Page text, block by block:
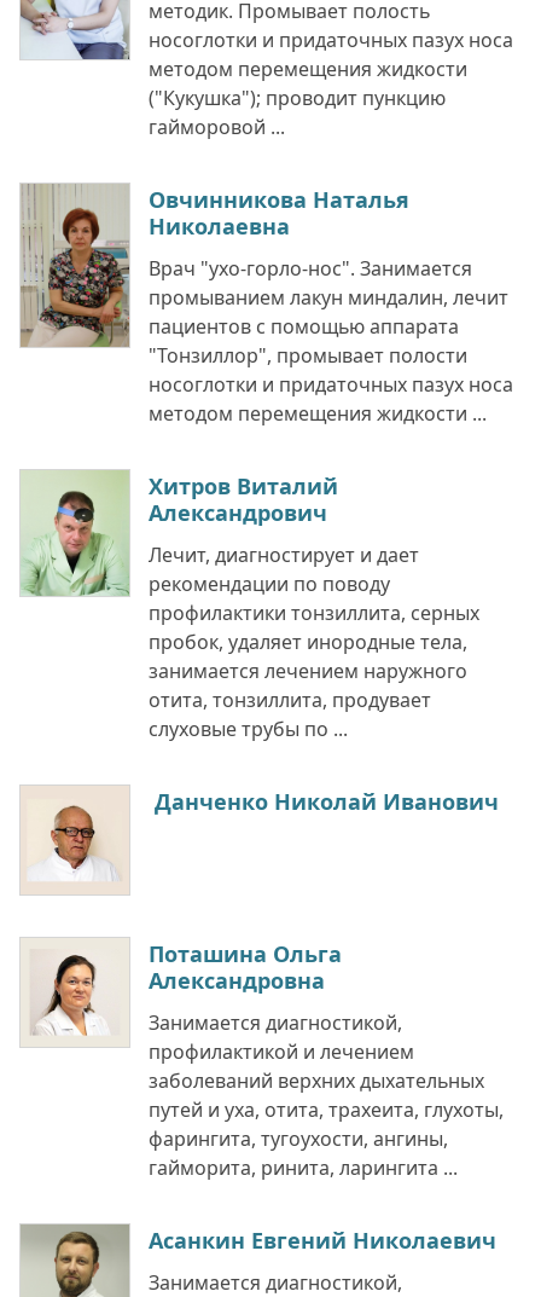
методик. Промывает полость
носоглотки и придаточных пазух носа
методом перемещения жидкости
("Кукушка"); проводит пункцию
гайморовой ...
Овчинникова Наталья
Николаевна
Врач "ухо-горло-нос". Занимается
промыванием лакун миндалин, лечит
пациентов с помощью аппарата
"Тонзиллор", промывает полости
носоглотки и придаточных пазух носа
методом перемещения жидкости ...
Хитров Виталий
Александрович
Лечит, диагностирует и дает
рекомендации по поводу
профилактики тонзиллита, серных
пробок, удаляет инородные тела,
занимается лечением наружного
отита, тонзиллита, продувает
слуховые трубы по ...
Данченко Николай Иванович
Поташина Ольга
Александровна
Занимается диагностикой,
профилактикой и лечением
заболеваний верхних дыхательных
путей и уха, отита, трахеита, глухоты,
фарингита, тугоухости, ангины,
гайморита, ринита, ларингита ...
Асанкин Евгений Николаевич
Занимается диагностикой,